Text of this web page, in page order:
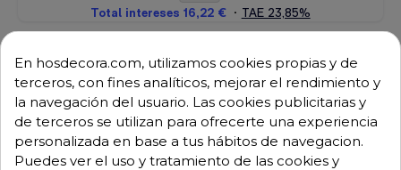
Envío GRATUITO a partir de 500 € (IVA excl.)
Equipo de expertos a tu servicio.
Garantía mínima de 1 año.
Pago 100% seguro.
Consulta tus dudas con nosotros.
En hosdecora.com, utilizamos cookies propias y de
terceros, con fines analíticos, mejorar el rendimiento y
la navegación del usuario. Las cookies publicitarias y
de terceros se utilizan para ofrecerte una experiencia
personalizada en base a tus hábitos de navegacion.
Puedes ver el uso y tratamiento de las cookies y